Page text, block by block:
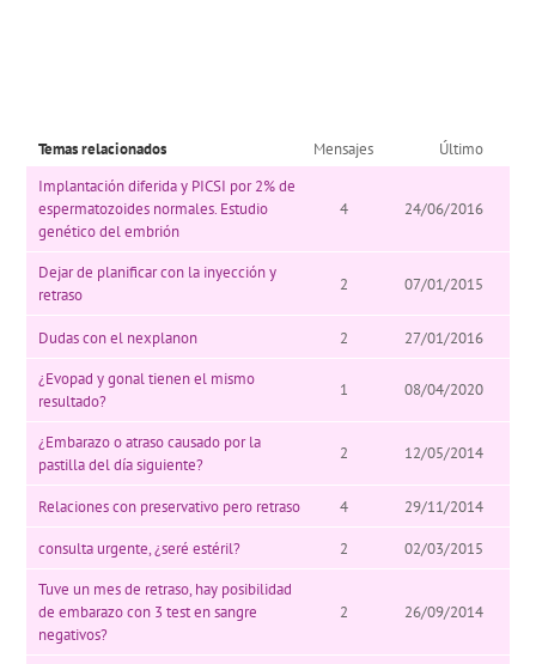
Temas relacionados Mensajes
Último
Implantación diferida y PICSI por 2% de
espermatozoides normales. Estudio
genético del embrión
4 24/06/2016
Dejar de planificar con la inyección y
retraso
2 07/01/2015
Dudas con el nexplanon 2
27/01/2016
¿Evopad y gonal tienen el mismo
resultado?
1 08/04/2020
¿Embarazo o atraso causado por la
pastilla del día siguiente?
2 12/05/2014
Relaciones con preservativo pero retraso 4 29/11/2014
consulta urgente, ¿seré estéril? 2
02/03/2015
Tuve un mes de retraso, hay posibilidad
de embarazo con 3 test en sangre
negativos?
2 26/09/2014